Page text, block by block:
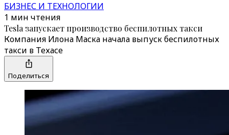
БИЗНЕС И ТЕХНОЛОГИИ
1 мин чтения
Tesla запускает производство беспилотных такси
Компания Илона Маска начала выпуск беспилотных
такси в Техасе
Поделиться